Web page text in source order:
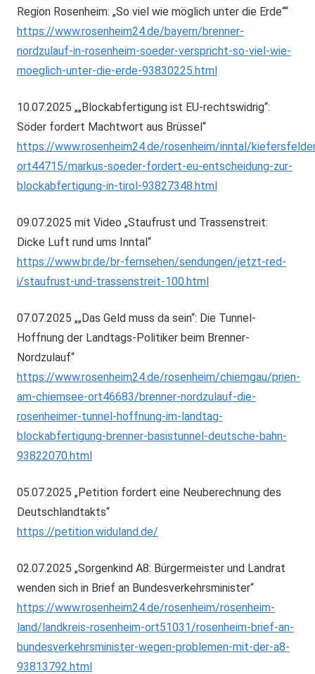
Region Rosenheim: „So viel wie möglich unter die Erde““
https://www.rosenheim24.de/bayern/brenner-
nordzulauf-in-rosenheim-soeder-verspricht-so-viel-wie-
moeglich-unter-die-erde-93830225.html
10.07.2025 „„Blockabfertigung ist EU-rechtswidrig“:
Söder fordert Machtwort aus Brüssel“
https://www.rosenheim24.de/rosenheim/inntal/
ort44715/markus-soeder-fordert-eu-entscheidung-zur-
blockabfertigung-in-tirol-93827348.html
09.07.2025 mit Video „Staufrust und Trassenstreit:
Dicke Luft rund ums Inntal“
https://www.br.de/br-fernsehen/sendungen/jetzt-red-
i/staufrust-und-trassenstreit-100.html
07.07.2025 „„Das Geld muss da sein“: Die Tunnel-
Hoffnung der Landtags-Politiker beim Brenner-
Nordzulauf“
https://www.rosenheim24.de/rosenheim/chiemgau/prien-
am-chiemsee-ort46683/brenner-nordzulauf-die-
rosenheimer-tunnel-hoffnung-im-landtag-
blockabfertigung-brenner-basistunnel-deutsche-bahn-
93822070.html
05.07.2025 „Petition fordert eine Neuberechnung des
Deutschlandtakts“
https://petition.widuland.de/
02.07.2025 „Sorgenkind A8: Bürgermeister und Landrat
wenden sich in Brief an Bundesverkehrsminister“
https://www.rosenheim24.de/rosenheim/rosenheim-
land/landkreis-rosenheim-ort51031/rosenheim-brief-an-
bundesverkehrsminister-wegen-problemen-mit-der-a8-
93813792.html